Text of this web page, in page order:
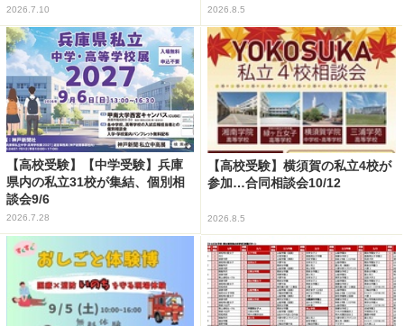
2026.7.10 2026.8.5
【高校受験】【中学受験】兵庫
県内の私立31校が集結、個別相
談会9/6
2026.7.28
【高校受験】横須賀の私立4校が
参加…合同相談会10/12
2026.8.5